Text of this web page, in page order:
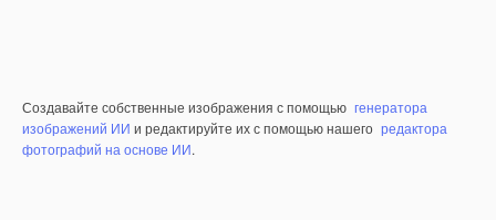
Создавайте собственные изображения с помощью генератора
изображений ИИ и редактируйте их с помощью нашего редактора
фотографий на основе ИИ.